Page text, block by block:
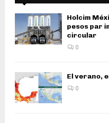
Holcim
pesos par
circular
0
El verano,
0